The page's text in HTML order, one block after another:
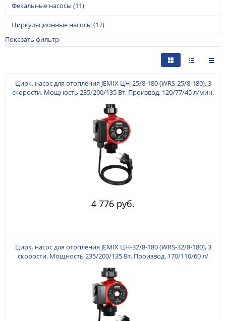
Фекальные насосы (11)
Циркуляционные насосы (17)
Показать фильтр
Цирк. насос для отопления JEMIX ЦН-25/8-180 (WRS-25/8-180), 3
скорости. Мощность 235/200/135 Вт. Производ. 120/77/45 л/мин.
мм. Кабель 80 см с ЕВРОВИЛКОЙ. Гайки в комплекте
4 776 руб.
Цирк. насос для отопления JEMIX ЦН-32/8-180 (WRS-32/8-180), 3
скорости. Мощность 235/200/135 Вт. Производ. 170/110/60 л/
длина 180 мм. Кабель 80 см с ЕВРОВИЛКОЙ. Гайки в комплекте.